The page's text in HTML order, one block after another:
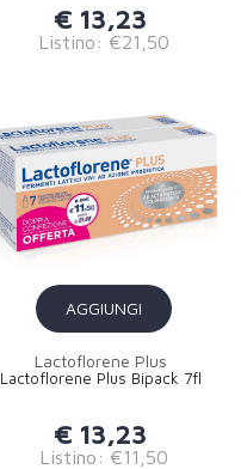
€ 13,23
Listino: €21,50
AGGIUNGI
Lactoflorene Plus
Lactoflorene Plus Bipack 7fl
€ 13,23
Listino: €11,50